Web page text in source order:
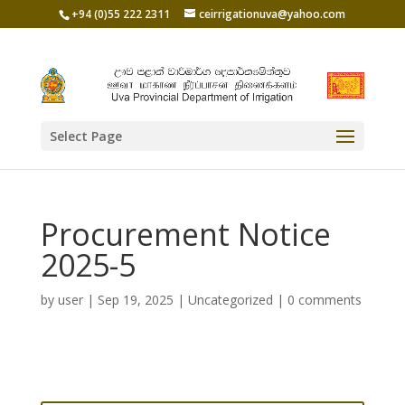
+94 (0)55 222 2311 ceirrigationuva@yahoo.com
Select Page
Procurement Notice
2025-5
by user| Sep 19, 2025 | Uncategorized | 0 comments